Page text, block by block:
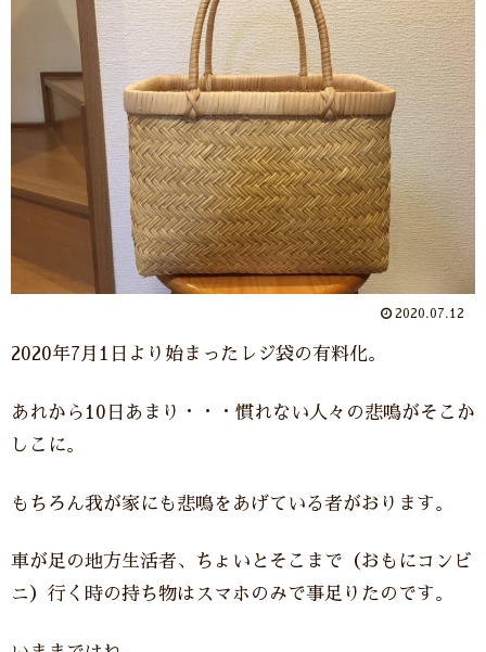
2020.07.12
2020年7月1日より始まったレジ袋の有料化。
あれから10日あまり・・・慣れない人々の悲鳴がそこか
しこに。
もちろん我が家にも悲鳴をあげている者がおります。
車が足の地方生活者、ちょいとそこまで（おもにコンビ
ニ）行く時の持ち物はスマホのみで事足りたのです。